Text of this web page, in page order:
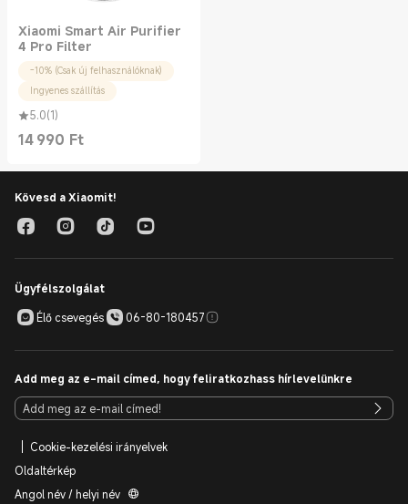
Xiaomi Smart Air Purifier
4 Pro Filter
-10% (Csak új felhasználóknak)
Ingyenes szállítás
5.0(1)
14 990 Ft
Current Price Ft14990.00
Kövesd a Xiaomit!
Ügyfélszolgálat
Élő csevegés
06-80-180457
Add meg az e-mail címed, hogy feliratkozhass hírlevelünkre
Cookie-kezelési irányelvek
Oldaltérkép
Angol név / helyi név